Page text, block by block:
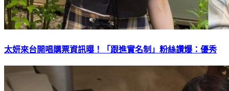
太妍來台開唱購票資訊曝！「跟進實名制」粉絲讚爆：優秀